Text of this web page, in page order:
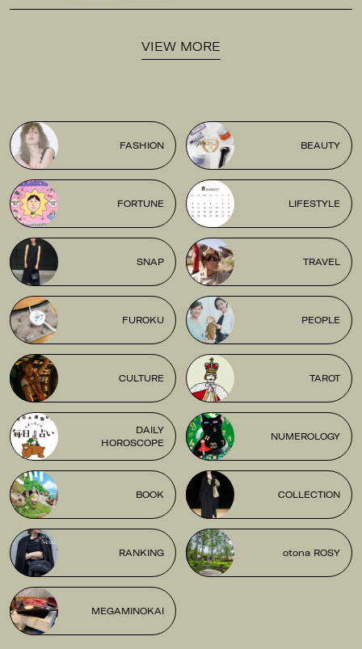
VIEW MORE
FASHION BEAUTY
FORTUNE LIFESTYLE
SNAP TRAVEL
FUROKU PEOPLE
CULTURE TAROT
DAILY
HOROSCOPE
NUMEROLOGY
BOOK COLLECTION
RANKING otona ROSY
MEGAMINOKAI